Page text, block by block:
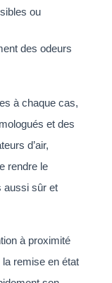
ou
des odeurs
à chaque cas,
et des
d’air,
rendre le
aussi sûr et
à proximité
remise en état